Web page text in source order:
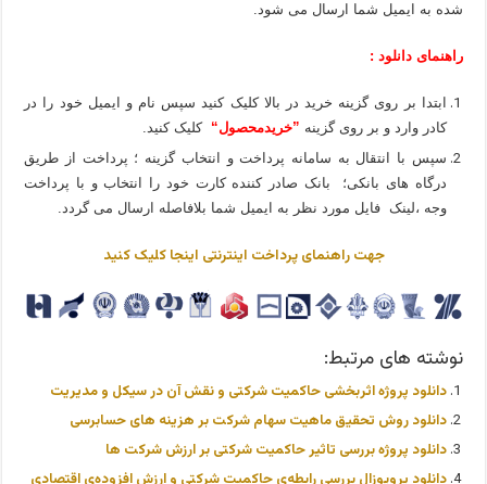
شده به ایمیل شما ارسال می شود.
راهنمای دانلود :
ابتدا بر روی گزینه خرید در بالا کلیک کنید سپس نام و ایمیل خود را در
کادر وارد و بر روی گزینه ”خریدمحصول“
کلیک کنید.
سپس با انتقال به سامانه پرداخت و انتخاب گزینه ؛ پرداخت از طریق
درگاه های بانکی؛ بانک صادر کننده کارت خود را انتخاب و با پرداخت
وجه ،لینک فایل مورد نظر به ایمیل شما بلافاصله ارسال می گردد.
جهت راهنمای پرداخت اینترنتی اینجا کلیک کنید
نوشته های مرتبط:
دانلود پروژه اثربخشی حاکمیت شرکتی و نقش آن در سیکل و مدیریت
دانلود روش تحقیق ماهیت سهام شرکت بر هزینه های حسابرسی
دانلود پروژه بررسی تاثیر حاکمیت شرکتی بر ارزش شرکت ها